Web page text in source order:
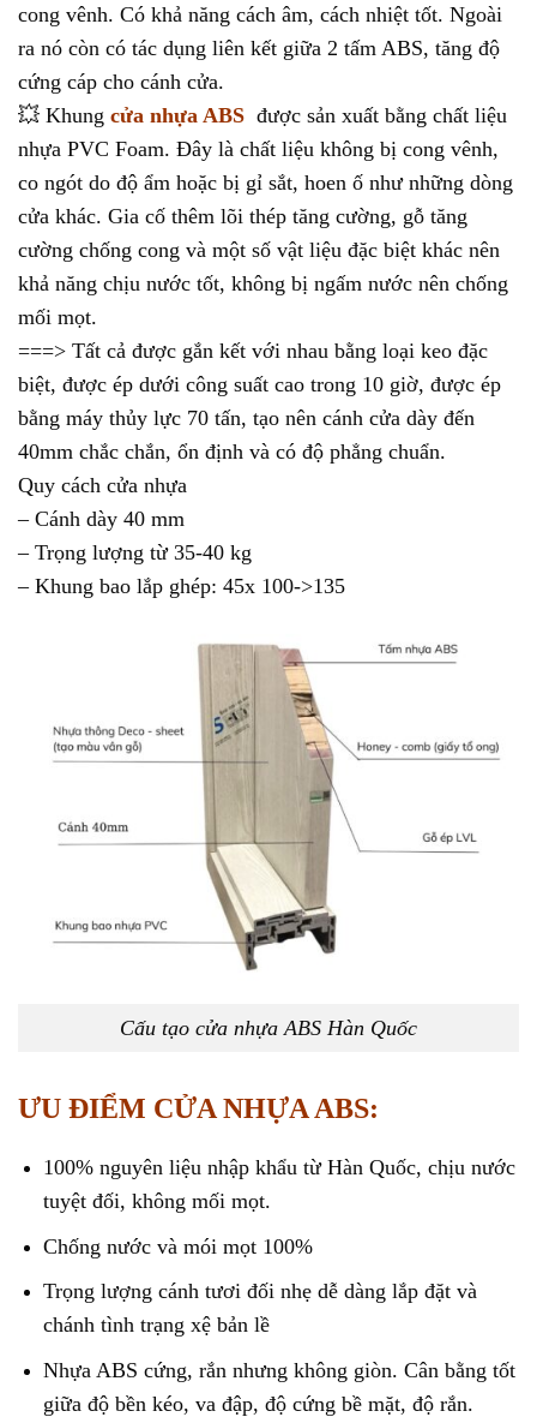
cong vênh. Có khả năng cách âm, cách nhiệt tốt. Ngoài
ra nó còn có tác dụng liên kết giữa 2 tấm ABS, tăng độ
cứng cáp cho cánh cửa.
💥 Khung cửa nhựa ABS được sản xuất bằng chất liệu
nhựa PVC Foam. Đây là chất liệu không bị cong vênh,
co ngót do độ ẩm hoặc bị gỉ sắt, hoen ố như những dòng
cửa khác. Gia cố thêm lõi thép tăng cường, gỗ tăng
cường chống cong và một số vật liệu đặc biệt khác nên
khả năng chịu nước tốt, không bị ngấm nước nên chống
mối mọt.
===> Tất cả được gắn kết với nhau bằng loại keo đặc
biệt, được ép dưới công suất cao trong 10 giờ, được ép
bằng máy thủy lực 70 tấn, tạo nên cánh cửa dày đến
40mm chắc chắn, ổn định và có độ phẳng chuẩn.
Quy cách cửa nhựa
– Cánh dày 40 mm
– Trọng lượng từ 35-40 kg
– Khung bao lắp ghép: 45x 100->135
Cấu tạo cửa nhựa ABS Hàn Quốc
ƯU ĐIỂM CỬA NHỰA ABS:
100% nguyên liệu nhập khẩu từ Hàn Quốc, chịu nước
tuyệt đối, không mối mọt.
Chống nước và mói mọt 100%
Trọng lượng cánh tươi đối nhẹ dễ dàng lắp đặt và
chánh tình trạng xệ bản lề
Nhựa ABS cứng, rắn nhưng không giòn. Cân bằng tốt
giữa độ bền kéo, va đập, độ cứng bề mặt, độ rắn.